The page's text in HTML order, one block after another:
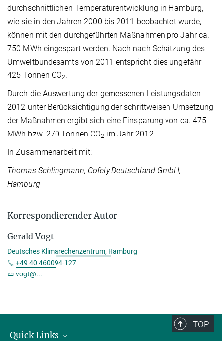
durchschnittlichen Temperaturentwicklung in Hamburg,
wie sie in den Jahren 2000 bis 2011 beobachtet wurde,
können mit den durchgeführten Maßnahmen pro Jahr ca.
750 MWh eingespart werden. Nach nach Schätzung des
Umweltbundesamts von 2011 entspricht dies ungefähr
425 Tonnen CO2.
Durch die Auswertung der gemessenen Leistungsdaten
2012 unter Berücksichtigung der schrittweisen Umsetzung
der Maßnahmen ergibt sich eine Einsparung von ca. 475
MWh bzw. 270 Tonnen CO2 im Jahr 2012.
In Zusammenarbeit mit:
Thomas Schlingmann, Cofely Deutschland GmbH,
Hamburg
Korrespondierender Autor
Gerald Vogt
Deutsches Klimarechenzentrum, Hamburg
+49 40 460094-127
vogt@...
TOP
Quick Links